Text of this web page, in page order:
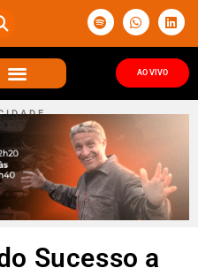
AO VIVO
I D A D E
Sucesso a